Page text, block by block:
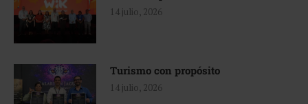
14 julio, 2026
Turismo con propósito
14 julio, 2026